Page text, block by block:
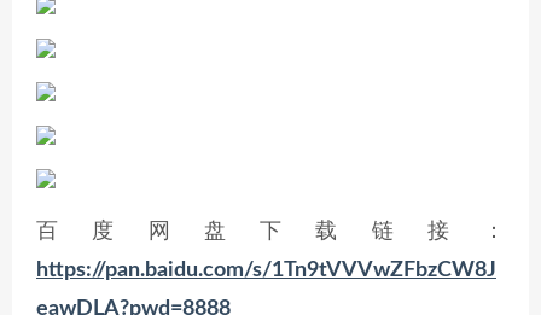
百度网盘下载链接：
https://pan.baidu.com/s/1Tn9tVVVwZFbzCW8J
eawDLA?pwd=8888